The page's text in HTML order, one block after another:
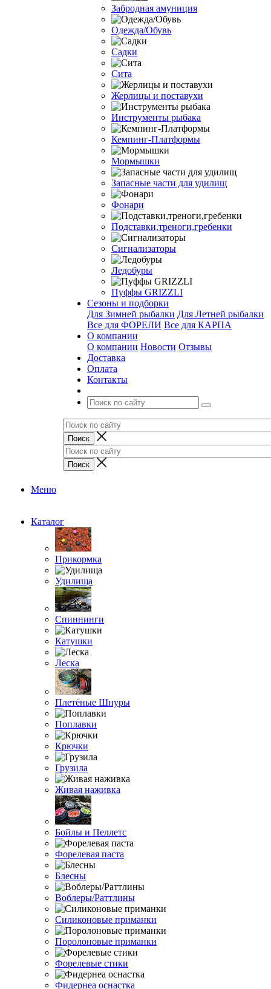
Забродная амуниция
Одежда/Обувь
Садки
Сита
Жерлицы и поставухи
Инструменты рыбака
Кемпинг-Платформы
Мормышки
Запасные части для удилищ
Фонари
Подставки,треноги,гребенки
Сигнализаторы
Ледобуры
Пуффы GRIZZLI
Сезоны и подборки
Для Зимней рыбалки Для Летней рыбалки
Все для ФОРЕЛИ Все для КАРПА
О компании
О компании Новости Отзывы
Доставка
Оплата
Контакты
Меню
Каталог
Прикормка
Удилища
Спиннинги
Катушки
Леска
Плетёные Шнуры
Поплавки
Крючки
Грузила
Живая наживка
Бойлы и Пеллетс
Форелевая паста
Блесны
Воблеры/Раттлины
Силиконовые приманки
Поролоновые приманки
Форелевые стики
Фидернеа оснастка